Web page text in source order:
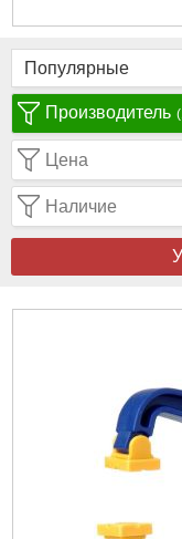
Производитель
Цена
Наличие